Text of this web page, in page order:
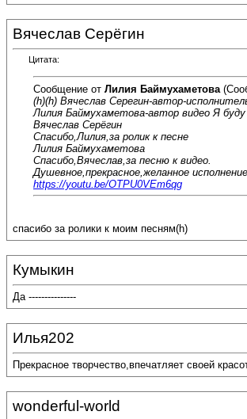
Вячеслав Серёгин
Цитата:
Сообщение от Лилия Баймухаметова
(h)(h) Вячеслав Серегин-автор-
Лилия Баймухаметова-автор видео Я
Вячеслав Серёгин
Спасибо,Лилия,за ролик к песне
Лилия Баймухаметова
Спасибо,Вячеслав,за песню к видео.
Душевное,прекрасное,желанное
https://youtu.be/OTPU0VEm6qg
спасибо за ролики к моим песням(h)
Кумыкин
Да ---------------
Илья202
Прекрасное творчество,впечатляет своей
wonderful-world